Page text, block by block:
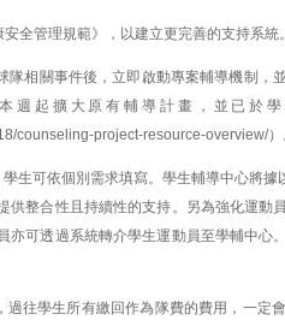
全管理規範》，以建立更完善的支持系統。
隊相關事件後，立即啟動專案輔導機制
週起擴大原有輔導計畫，並已於
counseling-project-resource-overview/）
生可依個別需求填寫。學生輔導中心將
供整合性且持續性的支持。另為強化運
亦可透過系統轉介學生運動員至學輔中心
過往學生所有繳回作為隊費的費用，一定